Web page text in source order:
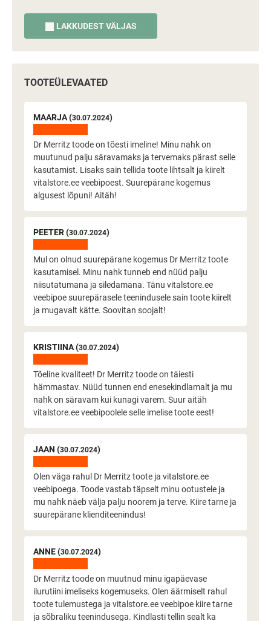
LAKKUDEST VÄLJAS
TOOTEÜLEVAATED
MAARJA (30.07.2024)
Dr Merritz toode on tõesti imeline! Minu nahk on
muutunud palju säravamaks ja tervemaks pärast selle
kasutamist. Lisaks sain tellida toote lihtsalt ja kiirelt
vitalstore.ee veebipoest. Suurepärane kogemus
algusest lõpuni! Aitäh!
PEETER (30.07.2024)
Mul on olnud suurepärane kogemus Dr Merritz toote
kasutamisel. Minu nahk tunneb end nüüd palju
niisutatumana ja siledamana. Tänu vitalstore.ee
veebipoe suurepärasele teenindusele sain toote kiirelt
ja mugavalt kätte. Soovitan soojalt!
KRISTIINA (30.07.2024)
Tõeline kvaliteet! Dr Merritz toode on täiesti
hämmastav. Nüüd tunnen end enesekindlamalt ja mu
nahk on säravam kui kunagi varem. Suur aitäh
vitalstore.ee veebipoolele selle imelise toote eest!
JAAN (30.07.2024)
Olen väga rahul Dr Merritz toote ja vitalstore.ee
veebipoega. Toode vastab täpselt minu ootustele ja
mu nahk näeb välja palju noorem ja terve. Kiire tarne ja
suurepärane klienditeenindus!
ANNE (30.07.2024)
Dr Merritz toode on muutnud minu igapäevase
ilurutiini imeliseks kogemuseks. Olen äärmiselt rahul
toote tulemustega ja vitalstore.ee veebipoe kiire tarne
ja sõbraliku teenindusega. Kindlasti tellin sealt ka